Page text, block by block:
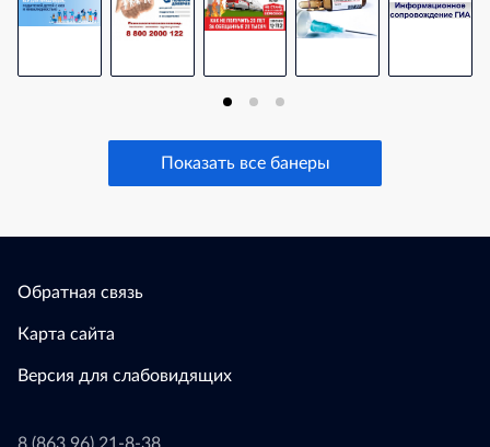
Показать все банеры
Обратная связь
Карта сайта
Версия для слабовидящих